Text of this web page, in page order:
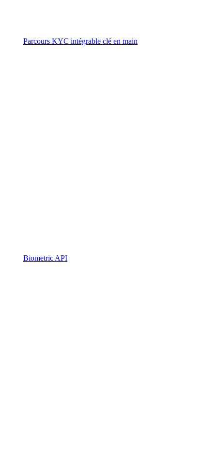
Parcours KYC intégrable clé en main
Biometric API